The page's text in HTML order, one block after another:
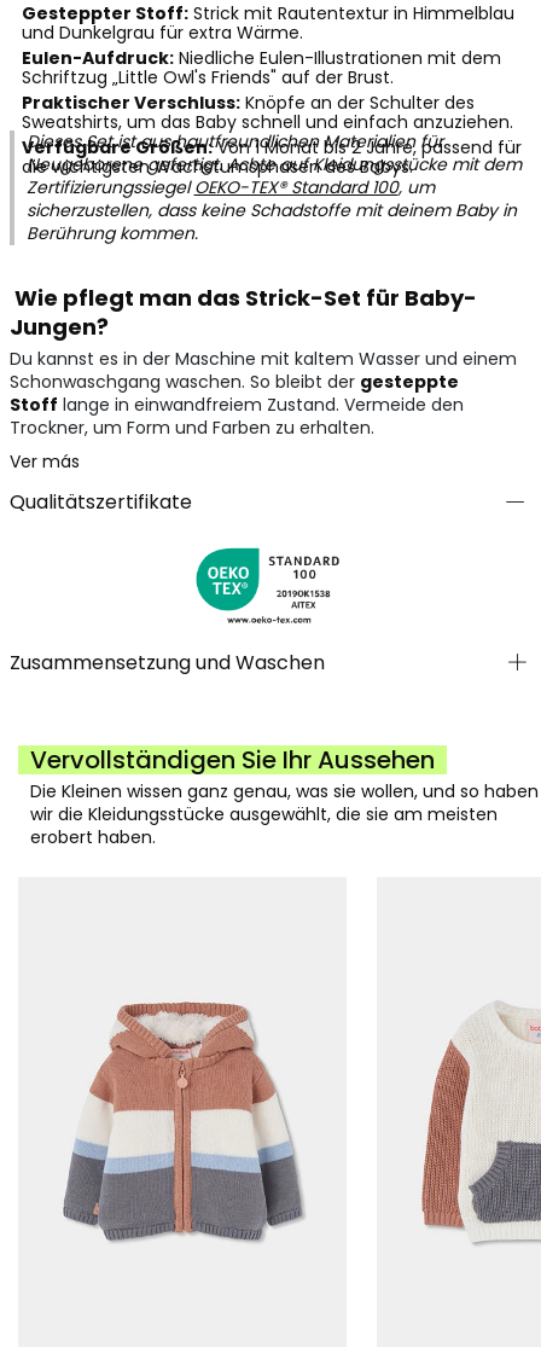
Gesteppter Stoff:Strick mit Rautentextur in Himmelblau
und Dunkelgrau für extra Wärme.
Eulen-Aufdruck:Niedliche Eulen-Illustrationen mit dem
Schriftzug „Little Owl's Friends" auf der Brust.
Praktischer Verschluss:Knöpfe an der Schulter des
Sweatshirts, um das Baby schnell und einfach anzuziehen.
Verfügbare Größen:Von 1 Monat bis 2 Jahre, passend für
die wichtigsten Wachstumsphasen des Babys.
Dieses Set ist aus hautfreundlichen Materialien für
Neugeborene gefertigt. Achte auf Kleidungsstücke mit dem
ZertifizierungssiegelOEKO-TEX® Standard 100, um
sicherzustellen, dass keine Schadstoffe mit deinem Baby in
Berührung kommen.
Wie pflegt man das Strick-Set für Baby-
Jungen?
Du kannst es in der Maschine mit kaltem Wasser und einem
Schonwaschgang waschen. So bleibt der gesteppte
Stoff lange in einwandfreiem Zustand. Vermeide den
Trockner, um Form und Farben zu erhalten.
Ver más
Qualitätszertifikate
Zusammensetzung und Waschen
Vervollständigen Sie Ihr Aussehen
Die Kleinen wissen ganz genau, was sie wollen, und so haben
wir die Kleidungsstücke ausgewählt, die sie am meisten
erobert haben.